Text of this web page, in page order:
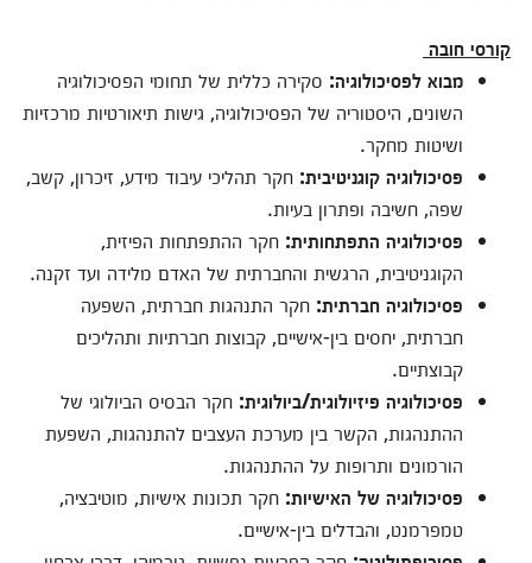
קורסי חובה
מבוא לפסיכולוגיה: סקירה כללית של תחומי הפסיכולוגיה
השונים, היסטוריה של הפסיכולוגיה, גישות תיאורטיות מרכזיות
ושיטות מחקר.
פסיכולוגיה קוגניטיבית: חקר תהליכי עיבוד מידע, זיכרון, קשב,
שפה, חשיבה ופתרון בעיות.
פסיכולוגיה התפתחותית: חקר ההתפתחות הפיזית,
הקוגניטיבית, הרגשית והחברתית של האדם מלידה ועד זקנה.
פסיכולוגיה חברתית: חקר התנהגות חברתית, השפעה
חברתית, יחסים בין-אישיים, קבוצות חברתיות ותהליכים
קבוצתיים.
פסיכולוגיה פיזיולוגית/ביולוגית: חקר הבסיס הביולוגי של
ההתנהגות, הקשר בין מערכת העצבים להתנהגות, השפעת
הורמונים ותרופות על ההתנהגות.
פסיכולוגיה של האישיות: חקר תכונות אישיות, מוטיבציה,
טמפרמנט, והבדלים בין-אישיים.